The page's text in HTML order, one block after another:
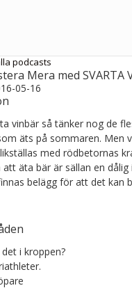
podcasts
Mera med SVARTA
05-16
vinbär så tänker nog de
äts på sommaren. Men
med rödbetornas
äta bär är sällan en
belägg för att det kan
i kroppen?